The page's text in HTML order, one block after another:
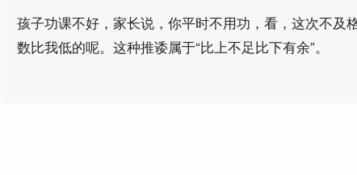
孩子功课不好，家长说，你平时不用功，看，这次不及
数比我低的呢。这种推诿属于“比上不足比下有余”。